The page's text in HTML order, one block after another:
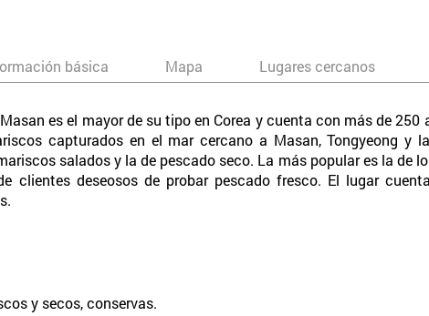
básica Mapa Lugares cercanos
es el mayor de su tipo en Corea y cuenta con más de
capturados en el mar cercano a Masan, Tongyeong y
salados y la de pescado seco. La más popular es la de
clientes deseosos de probar pescado fresco. El lugar
y secos, conservas.